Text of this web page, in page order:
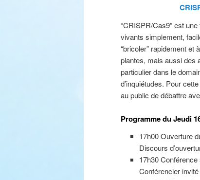
“CRISPR/Cas9” est
vivants simplement,
“bricoler” rapidement et
plantes, mais aussi des
particulier dans le
d’inquiétudes. Pour
au public de débattre
Programme du Jeudi
17h00 Ouverture
Discours
17h30 Conférence
Conférencier